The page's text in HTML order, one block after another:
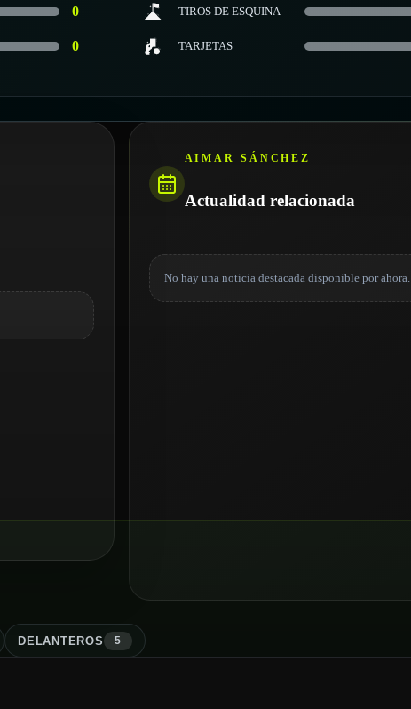
0 TIROS DE ESQUINA
0 TARJETAS
AIMAR SÁNCHEZ
Actualidad relacionada
No hay una noticia destacada disponible por ahora.
DELANTEROS 5